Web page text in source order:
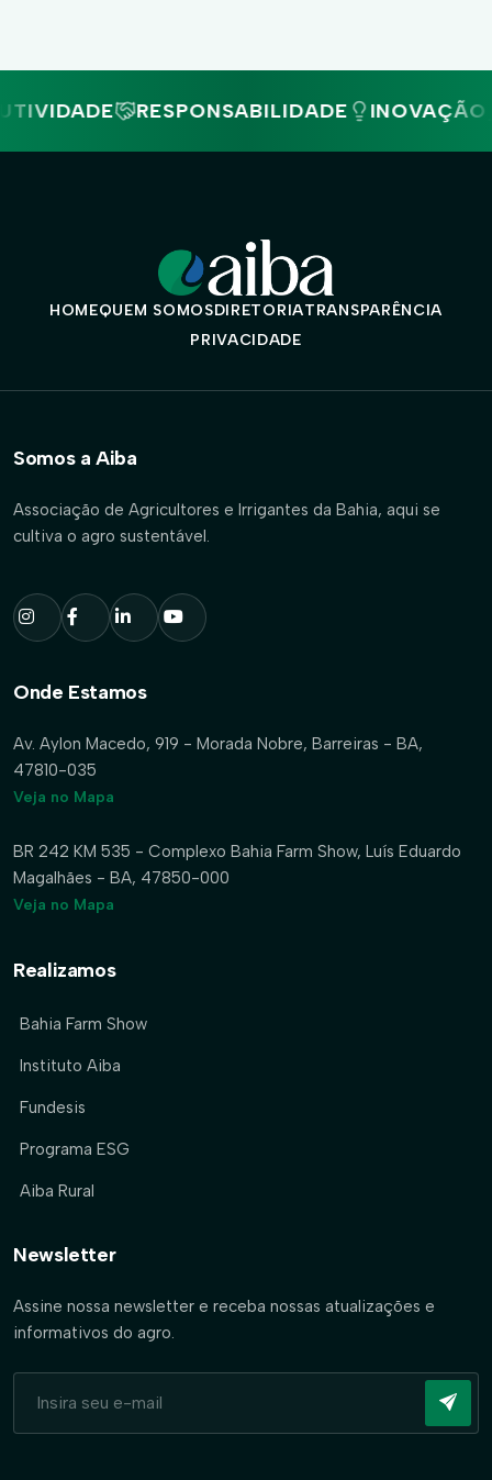
RESPONSABILIDADE INOVAÇÃO
HOMEQUEM SOMOSDIRETORIATRANSPARÊNCIA
PRIVACIDADE
Somos a Aiba
Associação de Agricultores e Irrigantes da Bahia, aqui se
cultiva o agro sustentável.
Onde Estamos
Av. Aylon Macedo, 919 - Morada Nobre, Barreiras - BA,
47810-035
Veja no Mapa
BR 242 KM 535 - Complexo Bahia Farm Show, Luís Eduardo
Magalhães - BA, 47850-000
Veja no Mapa
Realizamos
Bahia Farm Show
Instituto Aiba
Fundesis
Programa ESG
Aiba Rural
Newsletter
Assine nossa newsletter e receba nossas atualizações e
informativos do agro.